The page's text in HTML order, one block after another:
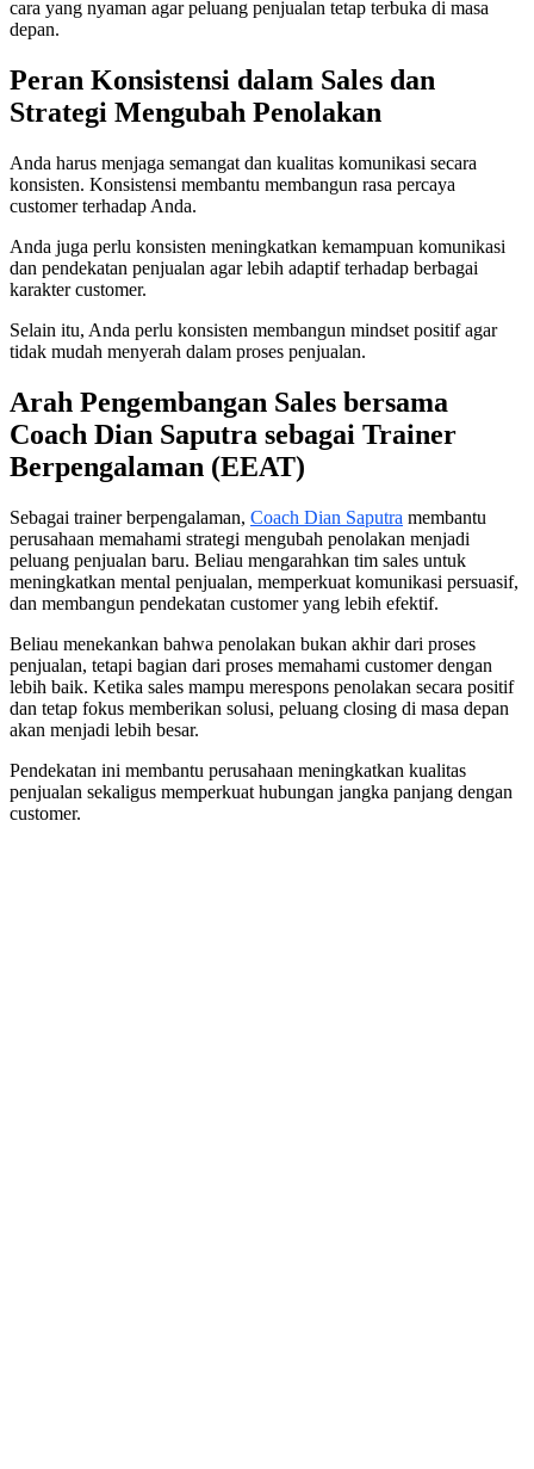
cara yang nyaman agar peluang penjualan tetap terbuka di masa
depan.
Peran Konsistensi dalam Sales dan
Strategi Mengubah Penolakan
Anda harus menjaga semangat dan kualitas komunikasi secara
konsisten. Konsistensi membantu membangun rasa percaya
customer terhadap Anda.
Anda juga perlu konsisten meningkatkan kemampuan komunikasi
dan pendekatan penjualan agar lebih adaptif terhadap berbagai
karakter customer.
Selain itu, Anda perlu konsisten membangun mindset positif agar
tidak mudah menyerah dalam proses penjualan.
Arah Pengembangan Sales bersama
Coach Dian Saputra sebagai Trainer
Berpengalaman (EEAT)
Sebagai trainer berpengalaman, Coach Dian Saputra membantu
perusahaan memahami strategi mengubah penolakan menjadi
peluang penjualan baru. Beliau mengarahkan tim sales untuk
meningkatkan mental penjualan, memperkuat komunikasi persuasif,
dan membangun pendekatan customer yang lebih efektif.
Beliau menekankan bahwa penolakan bukan akhir dari proses
penjualan, tetapi bagian dari proses memahami customer dengan
lebih baik. Ketika sales mampu merespons penolakan secara positif
dan tetap fokus memberikan solusi, peluang closing di masa depan
akan menjadi lebih besar.
Pendekatan ini membantu perusahaan meningkatkan kualitas
penjualan sekaligus memperkuat hubungan jangka panjang dengan
customer.